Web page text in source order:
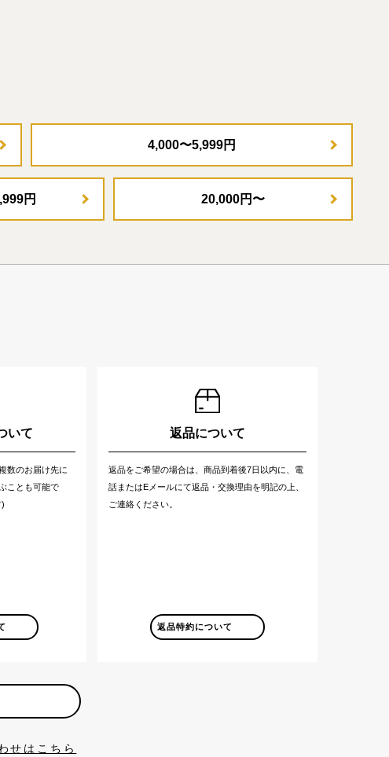
4,000〜5,999円
円 20,000円〜
いて
数のお届け先に
ことも可能で
返品について
返品をご希望の場合は、商品到着後7日以内に、電
話またはEメールにて返品・交換理由を明記の上、
ご連絡ください。
返品特約について
せはこちら